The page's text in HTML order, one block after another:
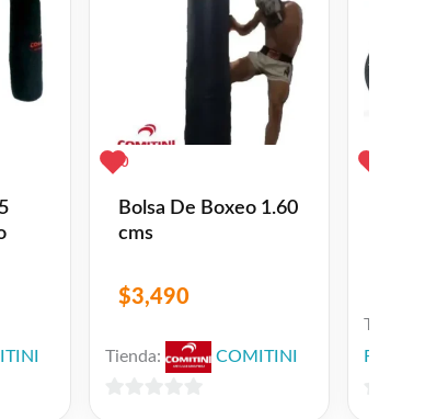
0
Bolsa De Boxeo 1.60
cms
$3,490
Tienda: COMITINI
Tienda:
ForYou